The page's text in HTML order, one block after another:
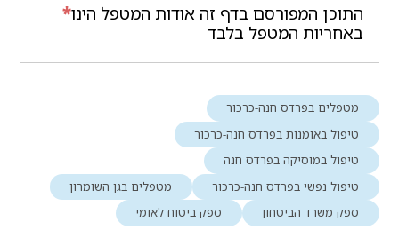
*התוכן המפורסם בדף זה אודות המטפל הינו
באחריות המטפל בלבד
מטפלים בפרדס חנה-כרכור
טיפול באומנות בפרדס חנה-כרכור
טיפול במוסיקה בפרדס חנה
טיפול נפשי בפרדס חנה-כרכור
מטפלים בגן השומרון
ספק משרד הביטחון
ספק ביטוח לאומי